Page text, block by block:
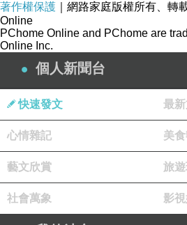
著作權保護 ｜網路家庭版權所有、轉
Online
PChome Online and PChome are
Online Inc.
個人新聞台
快速發文 最
心情雜記 美
藝文欣賞 旅
社會萬象 影